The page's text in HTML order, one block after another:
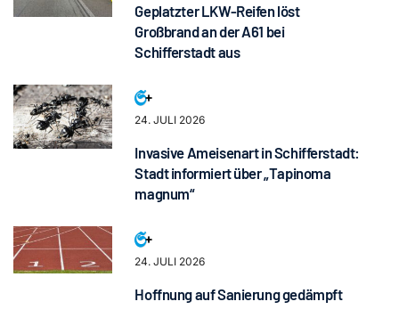
Geplatzter LKW-Reifen löst
Großbrand an der A61 bei
Schifferstadt aus
24. JULI 2026
Invasive Ameisenart in Schifferstadt:
Stadt informiert über „Tapinoma
magnum“
24. JULI 2026
Hoffnung auf Sanierung gedämpft